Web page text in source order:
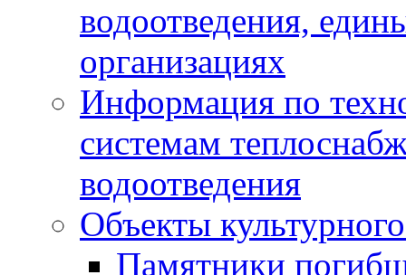
водоотведения,
организациях
Информация по
системам
водоотведения
Объекты
Памятники